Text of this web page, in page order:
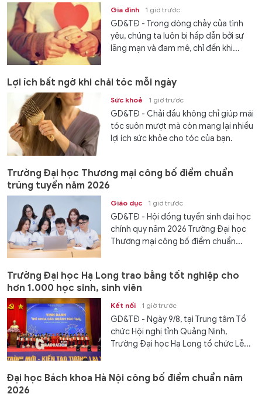
Gia đình 1 giờ trước
GD&TĐ - Trong dòng chảy của tình
yêu, chúng ta luôn bị hấp dẫn bởi sự
lãng mạn và đam mê, chỉ đến khi...
Lợi ích bất ngờ khi chải tóc mỗi ngày
Sức khoẻ 1 giờ trước
GD&TĐ - Chải đầu không chỉ giúp mái
tóc suôn mượt mà còn mang lại nhiều
lợi ích sức khỏe cho tóc của bạn.
Trường Đại học Thương mại công bố điểm chuẩn
trúng tuyển năm 2026
Giáo dục 1 giờ trước
GD&TĐ - Hội đồng tuyển sinh đại học
chính quy năm 2026 Trường Đại học
Thương mại công bố điểm chuẩn...
Trường Đại học Hạ Long trao bằng tốt nghiệp cho
hơn 1.000 học sinh, sinh viên
Kết nối 1 giờ trước
GD&TĐ - Ngày 9/8, tại Trung tâm Tổ
chức Hội nghị tỉnh Quảng Ninh,
Trường Đại học Hạ Long tổ chức Lễ...
Đại học Bách khoa Hà Nội công bố điểm chuẩn năm
2026